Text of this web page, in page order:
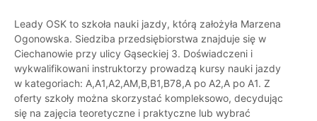
Leady OSK to szkoła nauki jazdy, którą założyła Marzena
Ogonowska. Siedziba przedsiębiorstwa znajduje się w
Ciechanowie przy ulicy Gąseckiej 3. Doświadczeni i
wykwalifikowani instruktorzy prowadzą kursy nauki jazdy
w kategoriach: A,A1,A2,AM,B,B1,B78,A po A2,A po A1. Z
oferty szkoły można skorzystać kompleksowo, decydując
się na zajęcia teoretyczne i praktyczne lub wybrać